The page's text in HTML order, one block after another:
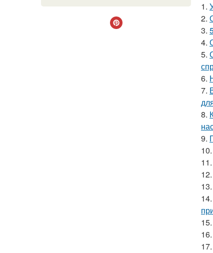
1.
2.
3.
4.
5.
6.
7.
8.
9.
10.
11.
12.
13.
14.
15.
16.
17.